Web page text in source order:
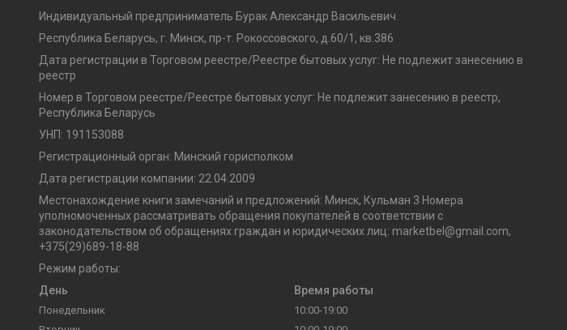
Индивидуальный предприниматель Бурак Александр Васильевич
Республика Беларусь, г. Минск, пр-т. Рокоссовского, д.60/1, кв.386
Дата регистрации в Торговом реестре/Реестре бытовых услуг: Не подлежит занесению в
реестр
Номер в Торговом реестре/Реестре бытовых услуг: Не подлежит занесению в реестр,
Республика Беларусь
УНП: 191153088
Регистрационный орган: Минский горисполком
Дата регистрации компании: 22.04.2009
Местонахождение книги замечаний и предложений: Минск, Кульман 3 Номера
уполномоченных рассматривать обращения покупателей в соответствии с
законодательством об обращениях граждан и юридических лиц: marketbel@gmail.com,
+375(29)689-18-88
Режим работы:
День
Время работы
Понедельник
10:00-19:00